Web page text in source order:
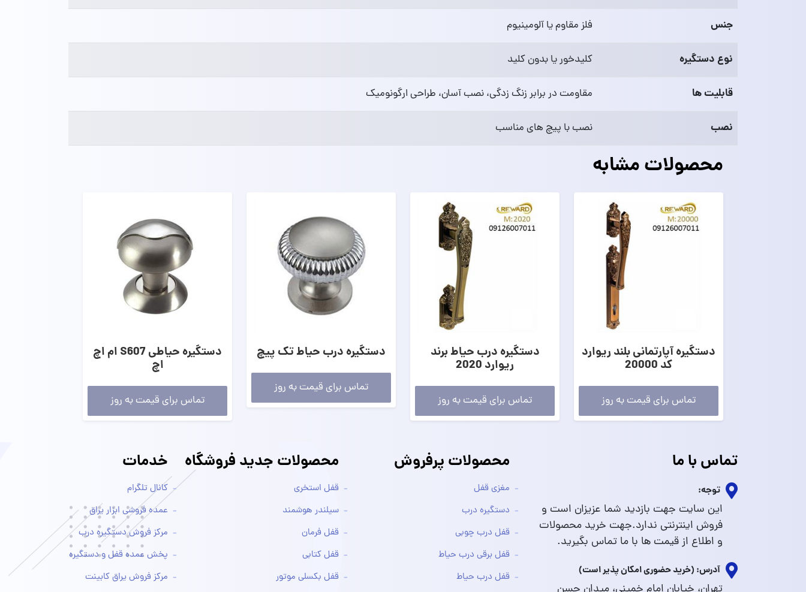
جنس فلز مقاوم یا آلومینیوم
نوع دستگیره کلیدخور یا بدون کلید
قابلیت‌ ها مقاومت در برابر زنگ‌ زدگی، نصب آسان، طراحی ارگونومیک
نصب نصب با پیچ‌ های مناسب
محصولات مشابه
دستگیره آپارتمانی بلند ریوارد
کد 20000
تماس برای قیمت به روز
دستگیره درب حیاط برند
ریوارد 2020
تماس برای قیمت به روز
دستگیره درب حیاط تک پیچ
تماس برای قیمت به روز
دستگیره حیاطی S607 ام اچ
اچ
تماس برای قیمت به روز
تماس با ما
توجه:
این سایت جهت بازدید شما عزیزان است و
فروش اینترنتی ندارد.جهت خرید محصولات
و اطلاع از قیمت ها با ما تماس بگیرید.
آدرس: (خرید حضوری امکان پذیر است)
محصولات پرفروش
مغزی قفل
دستگیره درب
قفل درب چوبی
قفل برقی درب حیاط
قفل درب حیاط
محصولات جدید فروشگاه
قفل استخری
سیلندر هوشمند
قفل فرمان
قفل کتابی
قفل بکسلی موتور
خدمات
کانال تلگرام
عمده فروشی ابزار یراق
مرکز فروش دستگیره درب
پخش عمده قفل و دستگیره
مرکز فروش یراق کابینت